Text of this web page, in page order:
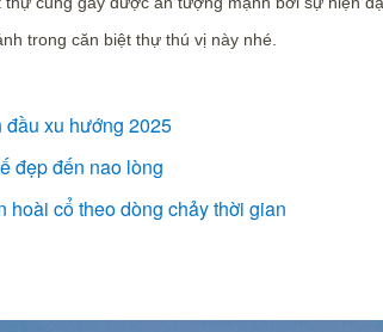
trong căn biệt thự thú vị này nhé.
đầu xu hướng 2025
đẹp đến nao lòng
hoài cổ theo dòng chảy thời gian